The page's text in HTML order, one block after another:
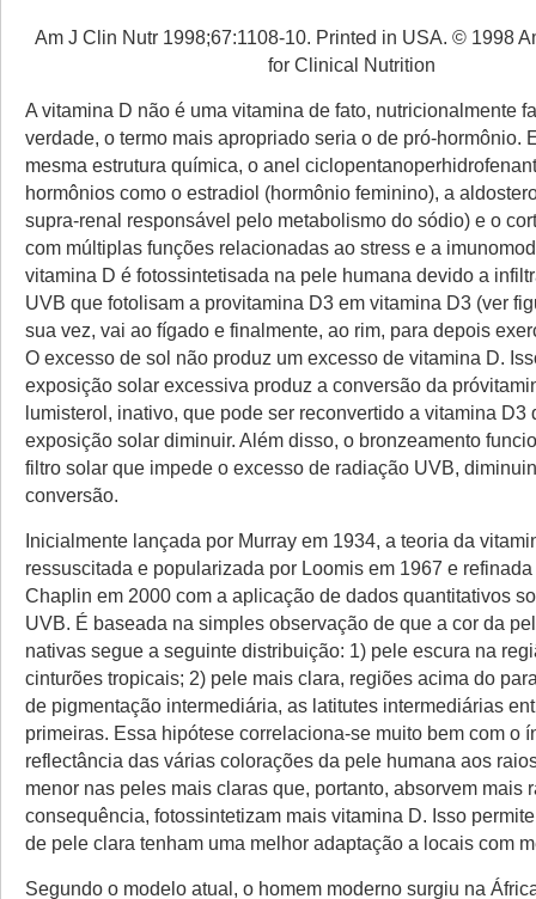
Am J Clin Nutr 1998;67:1108-10. Printed in USA. © 1998
for Clinical Nutrition
A vitamina D não é uma vitamina de fato, nutricionalmente
verdade, o termo mais apropriado seria o de pró-hormônio.
mesma estrutura química, o anel
hormônios como o estradiol (hormônio feminino), a
supra-renal responsável pelo metabolismo do sódio) e o
com múltiplas funções relacionadas ao stress e a
vitamina D é fotossintetisada na pele humana devido a
UVB que fotolisam a provitamina D3 em vitamina D3 (ver
sua vez, vai ao fígado e finalmente, ao rim, para depois
O excesso de sol não produz um excesso de vitamina D.
exposição solar excessiva produz a conversão da
lumisterol, inativo, que pode ser reconvertido a vitamina D3
exposição solar diminuir. Além disso, o bronzeamento
filtro solar que impede o excesso de radiação UVB,
conversão.
Inicialmente lançada por Murray em 1934, a teoria da
ressuscitada e popularizada por Loomis em 1967 e
Chaplin em 2000 com a aplicação de dados quantitativos
UVB. É baseada na simples observação de que a cor da
nativas segue a seguinte distribuição: 1) pele escura na
cinturões tropicais; 2) pele mais clara, regiões acima do
de pigmentação intermediária, as latitutes intermediárias
primeiras. Essa hipótese correlaciona-se muito bem com o
reflectância das várias colorações da pele humana aos
menor nas peles mais claras que, portanto, absorvem mais
consequência, fotossintetizam mais vitamina D. Isso
de pele clara tenham uma melhor adaptação a locais com
Segundo o modelo atual, o homem moderno surgiu na